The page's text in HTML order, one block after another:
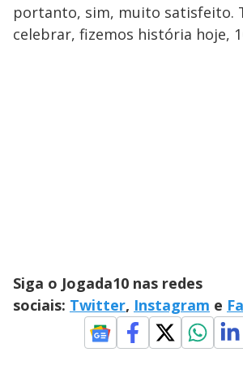
portanto, sim, muito satisfeito.
celebrar, fizemos história hoje,
Siga o Jogada10 nas redes
sociais: Twitter, Instagram e